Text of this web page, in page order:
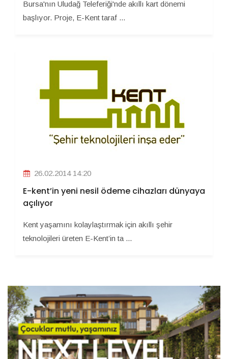
Bursa'nın Uludağ Teleferiği'nde akıllı kart dönemi
başlıyor. Proje, E-Kent taraf ...
26.02.2014 14:20
E-kent’in yeni nesil ödeme cihazları dünyaya
açılıyor
Kent yaşamını kolaylaştırmak için akıllı şehir
teknolojileri üreten E-Kent’in ta ...